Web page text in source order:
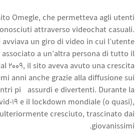
Omegle, che permetteva agli utenti
attraverso videochat casuali.
un giro di video in cui l’utente
a un’altra persona di tutto il
2009, il sito aveva avuto una crescita
anni anche grazie alla diffusione sui
più assurdi e divertenti. Durante la
19 e il lockdown mondiale (o quasi),
cresciuto, trascinato dai
giovanissimi.